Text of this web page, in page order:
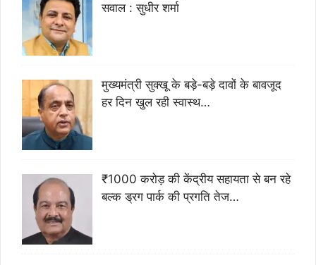
सवाल : सुधीर शर्मा
मुख्यमंत्री सुक्खू के बड़े-बड़े दावों के बावजूद
हर दिन खुल रही स्वास्थ…
₹1000 करोड़ की केंद्रीय सहायता से बन रहे
बल्क ड्रग पार्क की प्रगति तेज…